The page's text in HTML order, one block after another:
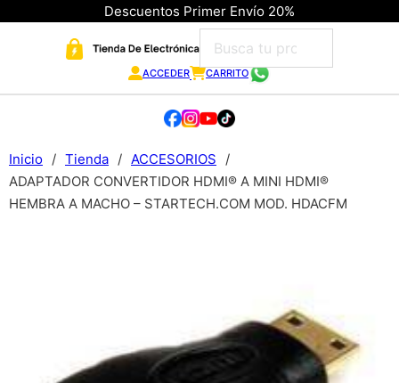
Descuentos Primer Envío 20%
ACCEDER CARRITO
Inicio / Tienda / ACCESORIOS
/
ADAPTADOR CONVERTIDOR HDMI® A MINI HDMI® 
HEMBRA A MACHO – STARTECH.COM MOD. HDACFM